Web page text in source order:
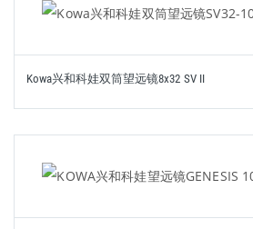
Kowa兴和科娃双筒望远镜8x32 SV II